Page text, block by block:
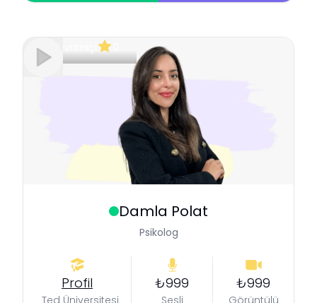
Damla Polat
Psikolog
Profil
Ted Üniversitesi
₺999
Sesli
₺999
Görüntülü